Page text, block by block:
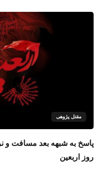
مقتل پژوهی
پاسخ به شبهه بعد مسافت و
روز اربعین